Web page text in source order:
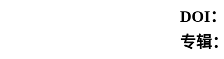
DOI
专辑